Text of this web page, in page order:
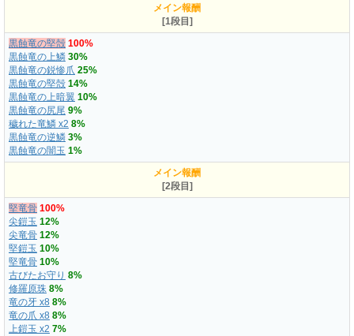
メイン報酬
[1段目]
黒蝕竜の堅殻 100%
黒蝕竜の上鱗 30%
黒蝕竜の鋭惨爪 25%
黒蝕竜の堅殻 14%
黒蝕竜の上暗翼 10%
黒蝕竜の尻尾 9%
穢れた竜鱗 x2 8%
黒蝕竜の逆鱗 3%
黒蝕竜の闇玉 1%
メイン報酬
[2段目]
堅竜骨 100%
尖鎧玉 12%
尖竜骨 12%
堅鎧玉 10%
堅竜骨 10%
古びたお守り 8%
修羅原珠 8%
竜の牙 x8 8%
竜の爪 x8 8%
上鎧玉 x2 7%